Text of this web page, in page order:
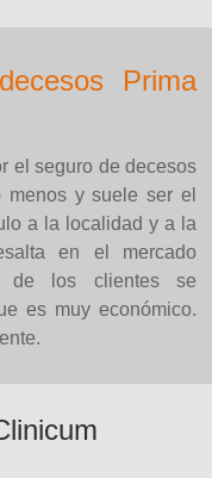
Prima
el seguro de decesos
y suele ser el
a la localidad y a la
en el mercado
de los clientes se
es muy económico.